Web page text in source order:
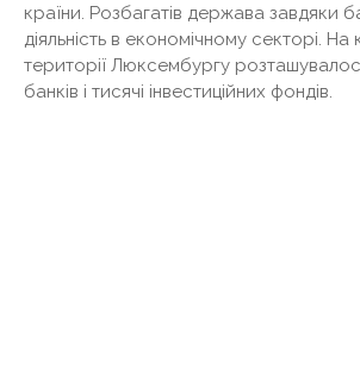
країни. Розбагатів держава завдяки
діяльність в економічному секторі. На
території Люксембургу
банків і тисячі інвестиційних фондів.